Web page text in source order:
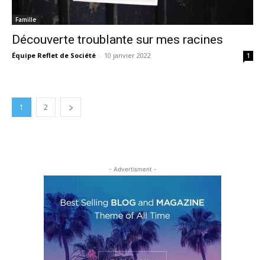
Famille
Découverte troublante sur mes racines
Équipe Reflet de Société - 10 janvier 2022 1
1 2
- Advertisment -